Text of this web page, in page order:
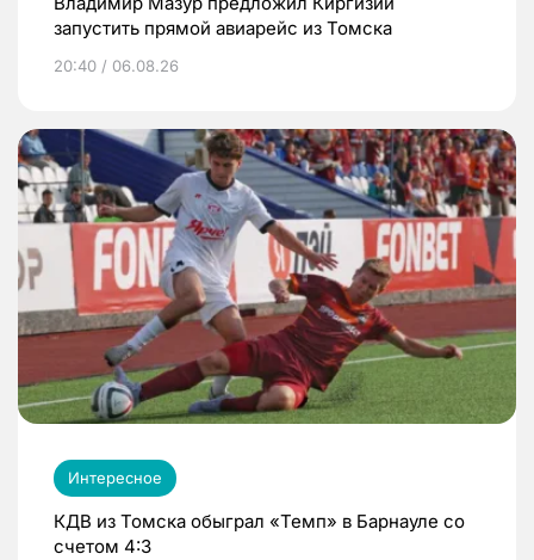
запустить прямой авиарейс из Томска
20:40 / 06.08.26
Интересное
КДВ из Томска обыграл «Темп» в Барнауле со
счетом 4:3